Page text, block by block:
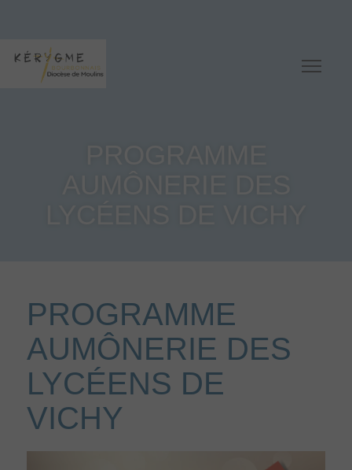
PROGRAMME
AUMÔNERIE DES
LYCÉENS DE
VICHY